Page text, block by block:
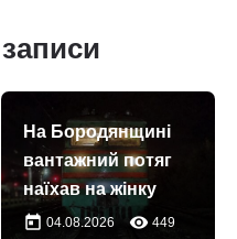
На Бородянщині
вантажний потяг
наїхав на жінку
today 04.08.2026 remove_red_eye 449